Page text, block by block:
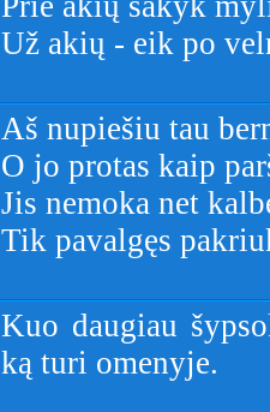
Už akių - eik po
Aš nupiešiu tau
O jo protas kaip
Jis nemoka net
Tik pavalgęs
Kuo daugiau
ką turi omenyje.